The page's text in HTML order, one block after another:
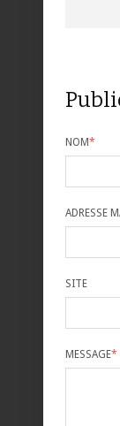
NOM*
ADRESSE
SITE
MESSAGE*